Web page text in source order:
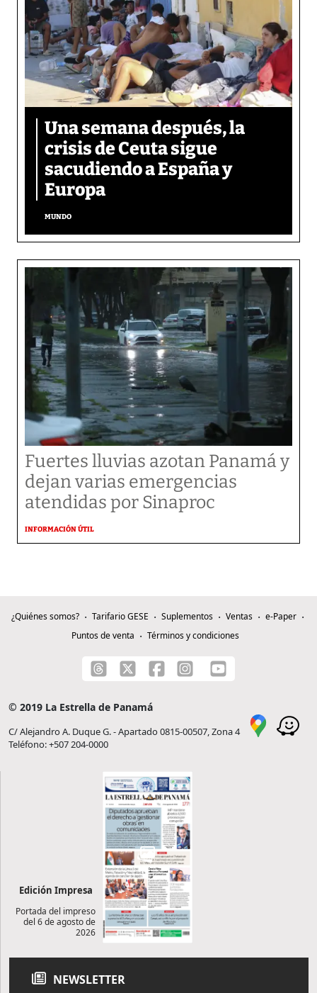
Una semana después, la
crisis de Ceuta sigue
sacudiendo a España y
Europa
MUNDO
Fuertes lluvias azotan Panamá y
dejan varias emergencias
atendidas por Sinaproc
INFORMACIÓN ÚTIL
¿Quiénes somos? Tarifario GESE Suplementos Ventas
e-Paper
Puntos de venta
Términos y condiciones
© 2019 La Estrella de Panamá
C/ Alejandro A. Duque G. - Apartado 0815-00507, Zona 4
Teléfono: +507 204-0000
Edición Impresa
Portada del impreso
del 6 de agosto de
2026
NEWSLETTER